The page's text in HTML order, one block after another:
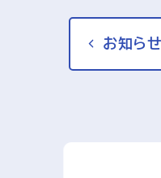
お知ら